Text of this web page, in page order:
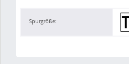
Spurgröße: